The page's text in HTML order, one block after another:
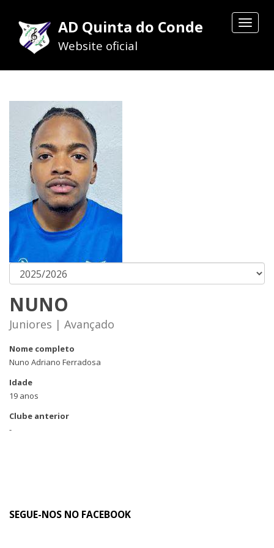
Toggle
AD Quinta do Conde
Website oficial
NUNO
Juniores | Avançado
Nome completo
Nuno Adriano Ferradosa
Idade
19 anos
Clube anterior
-
SEGUE-NOS NO FACEBOOK